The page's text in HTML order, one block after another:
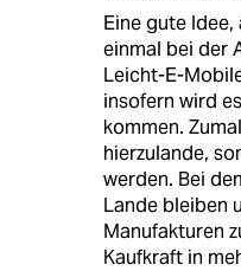
Eine gute
einmal bei der
Leicht-E-
insofern wird
kommen.
hierzulande,
werden. Bei
Lande bleiben
Manufakturen
Kaufkraft in